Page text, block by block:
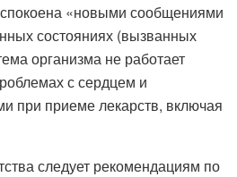
«новыми сообщениями
состояниях (вызванных
организма не работает
с сердцем и
при приеме лекарств, включая
следует рекомендациям по